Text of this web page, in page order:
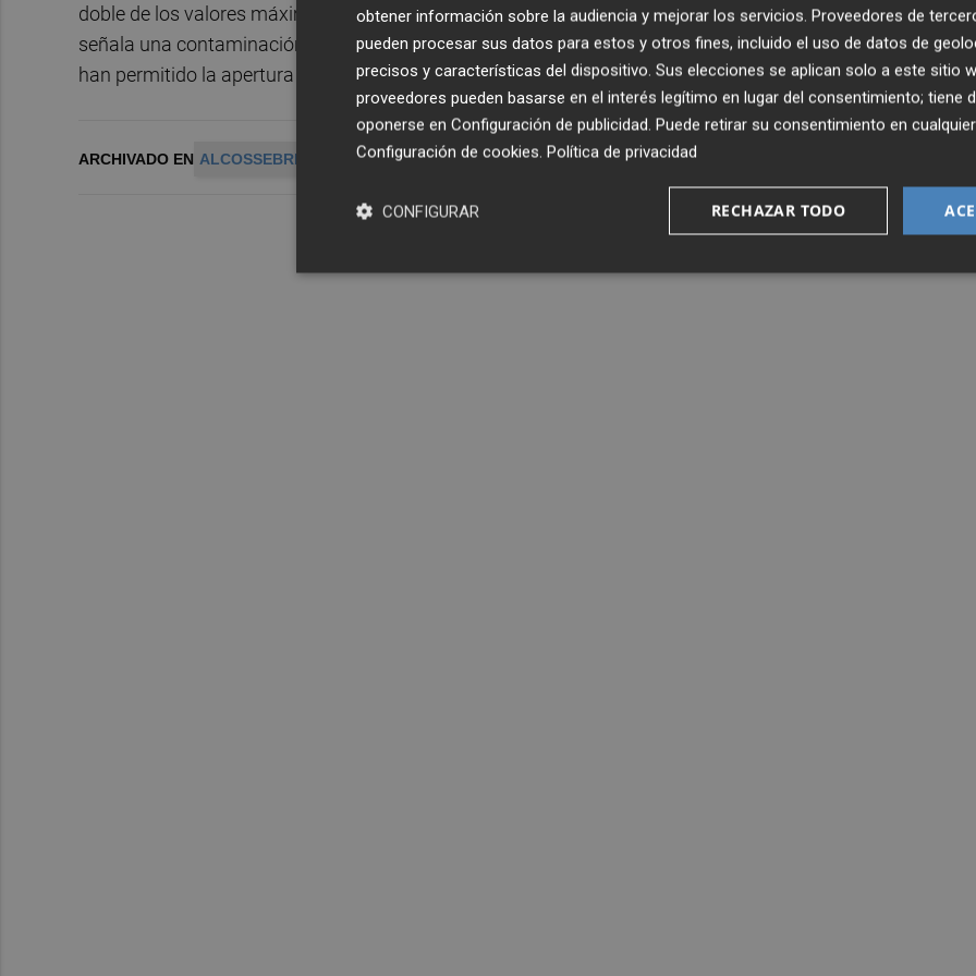
doble de los valores máximos admisibles en uno de los parámetros indicadores de contaminación fecal,
señala una contaminación de origen residual Este miércoles obtuvieron nuevas muestras, cuyos
han permitido la apertura de la playa.
ARCHIVADO EN ALCOSSEBRE
obtener información sobre la audiencia y mejorar los servicios. Proveedores de
pueden procesar sus datos para estos y otros fines, incluido el uso de datos de
precisos y características del dispositivo. Sus elecciones se aplican solo a este sitio
proveedores pueden basarse en el interés legítimo en lugar del consentimiento; tiene
oponerse en Configuración de publicidad. Puede retirar su consentimiento en
Configuración de cookies. Política de privacidad
RECHAZAR TODO
CONFIGURAR